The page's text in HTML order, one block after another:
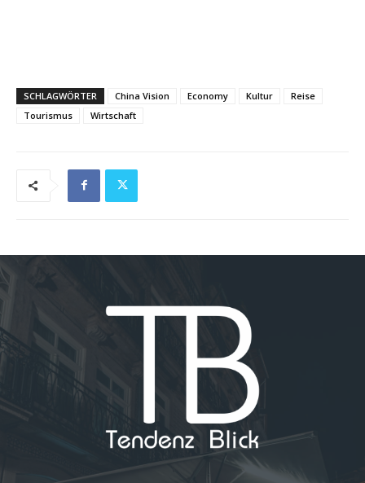
SCHLAGWÖRTER China Vision Economy Kultur
Reise
Tourismus
Wirtschaft